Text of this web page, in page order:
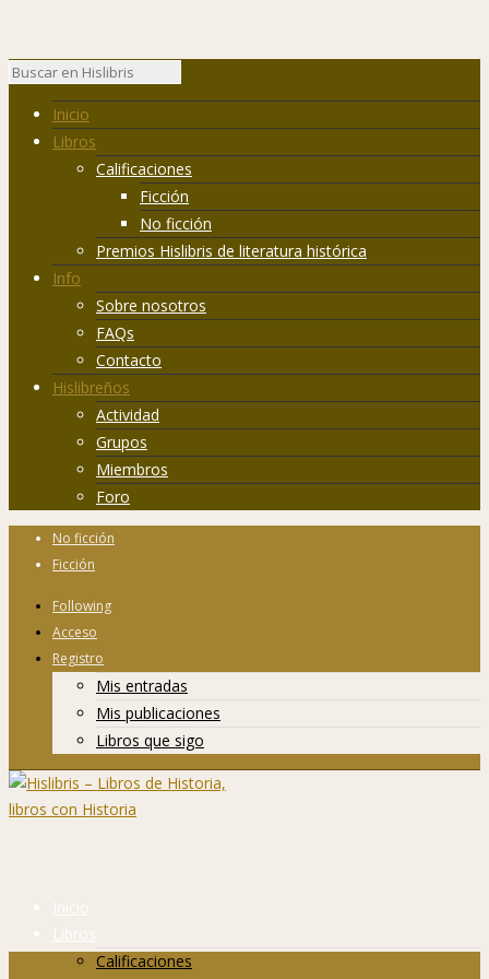
Inicio
Libros
Calificaciones
Ficción
No ficción
Premios Hislibris de literatura histórica
Info
Sobre nosotros
FAQs
Contacto
Hislibreños
Actividad
Grupos
Miembros
Foro
No ficción
Ficción
Following
Acceso
Registro
Mis entradas
Mis publicaciones
Libros que sigo
Inicio
Libros
Calificaciones